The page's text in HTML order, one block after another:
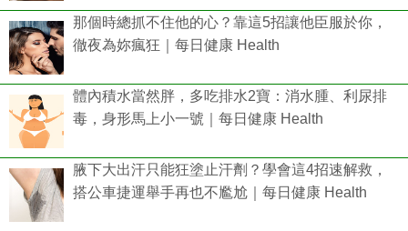
那個時總抓不住他的心？靠這5招讓他臣服於你，
徹夜為妳瘋狂｜每日健康 Health
體內積水當然胖，多吃排水2寶：消水腫、利尿排
毒，身形馬上小一號｜每日健康 Health
腋下大出汗只能狂塗止汗劑？學會這4招速解救，
搭公車捷運舉手再也不尷尬｜每日健康 Health